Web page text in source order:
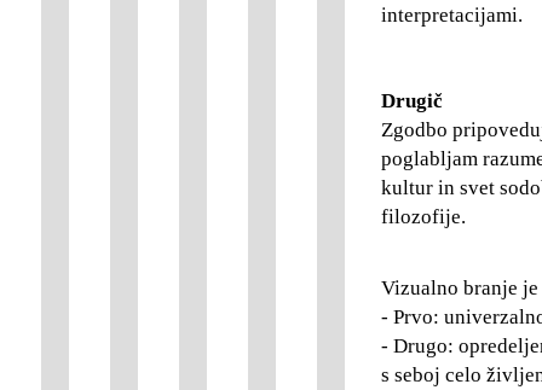
interpretacijami.
Drugič
Zgodbo
poglabljam
kultur in svet
filozofije.
Vizualno branje
- Prvo:
- Drugo:
s seboj celo